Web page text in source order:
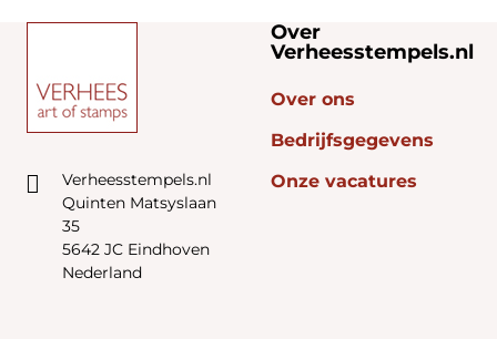
Verheesstempels.nl
Quinten Matsyslaan
35
5642 JC Eindhoven
Nederland
Over
Verheesstempels.nl
Over ons
Bedrijfsgegevens
Onze vacatures